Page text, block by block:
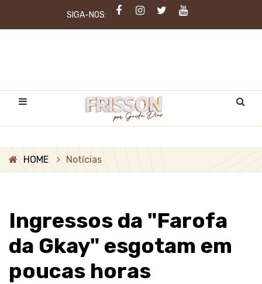
SIGA-NOS:
HOME Notícias
Ingressos da "Farofa
da Gkay" esgotam em
poucas horas